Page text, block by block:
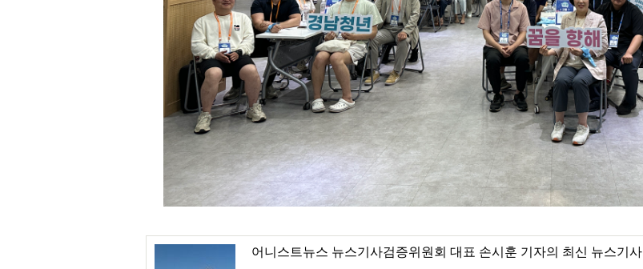
어니스트뉴스 뉴스기사검증위원회 대표 손시훈 기자의 최신 뉴스기사